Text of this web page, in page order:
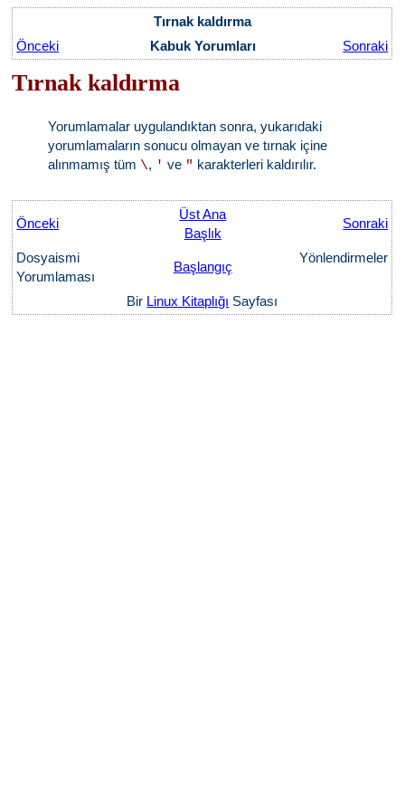
Tırnak kaldırma
Önceki
Kabuk Yorumları Sonraki
Tırnak kaldırma
Yorumlamalar uygulandıktan sonra, yukarıdaki
yorumlamaların sonucu olmayan ve tırnak içine
alınmamış tüm \, ' ve " karakterleri kaldırılır.
Önceki
Üst Ana
Başlık
Sonraki
Dosyaismi
Yorumlaması
Başlangıç
Yönlendirmeler
Bir Linux Kitaplığı Sayfası